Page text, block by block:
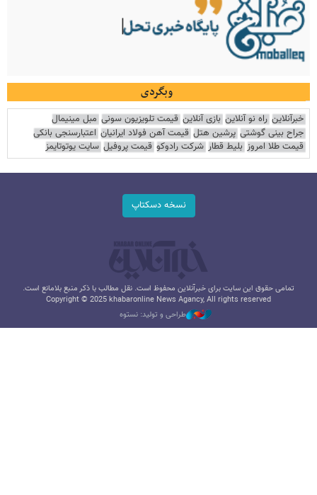
وبگردی
خبرآنلاین راه نو آنلاین بازی آنلاین قیمت تلویزیون سونی مبل مینیمال
جراح بینی گوشتی پرشین هتل قیمت آهن فولاد ایرانیان اعتبارسنجی بانکی
قیمت طلا امروز بلیط قطار شرکت رادوکو قیمت پروفیل سایت یوتوتایمز
نسخه دسکتاپ
تمامی حقوق این سایت برای خبرآنلاین محفوظ است. نقل مطالب با ذکر منبع بلامانع است.
Copyright © 2025 khabaronline News Agancy, All rights reserved
طراحی و تولید: نستوه